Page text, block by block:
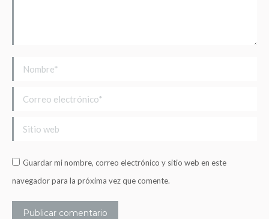
Nombre *
Correo electrónico *
Sitio web
Guardar mi nombre, correo electrónico y sitio web en este
navegador para la próxima vez que comente.
Publicar comentario